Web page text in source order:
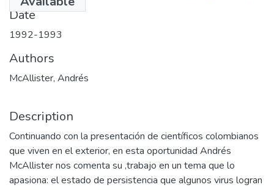
Date
1992-1993
Authors
McAllister, Andrés
Description
Continuando con la presentación de científicos colombianos
que viven en el exterior, en esta oportunidad Andrés
McAllister nos comenta su ,trabajo en un tema que lo
apasiona: el estado de persistencia que algunos virus logran